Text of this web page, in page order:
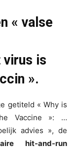
« valse
virus is
».
getiteld « Why is
Vaccine »: …
advies », de
hit-and-run